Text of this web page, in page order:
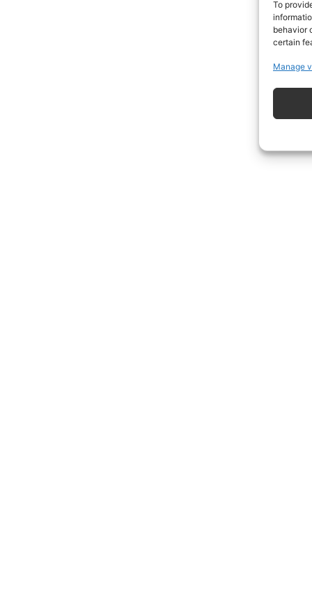
To
behavior
certain
Manage